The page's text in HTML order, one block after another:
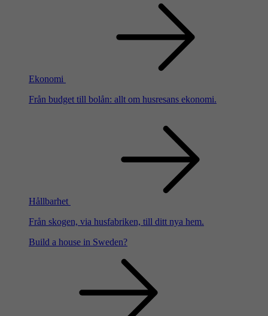
Ekonomi
Från budget till bolån: allt om husresans ekonomi.
Hållbarhet
Från skogen, via husfabriken, till ditt nya hem.
Build a house in Sweden?